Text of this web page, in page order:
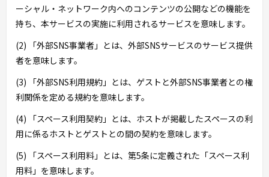
ーシャル・ネットワーク内へのコンテンツの公開などの機能を
持ち、本サービスの実施に利用されるサービスを意味します。
(2) 「外部SNS事業者」とは、外部SNSサービスのサービス提供
者を意味します。
(3) 「外部SNS利用規約」とは、ゲストと外部SNS事業者との権
利関係を定める規約を意味します。
(4) 「スペース利用契約」とは、ホストが掲載したスペースの利
用に係るホストとゲストとの間の契約を意味します。
(5) 「スペース利用料」とは、第5条に定義された「スペース利
用料」を意味します。